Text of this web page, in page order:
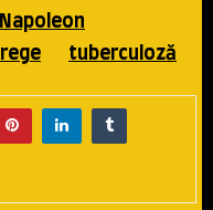
Napoleon
rege tuberculoză